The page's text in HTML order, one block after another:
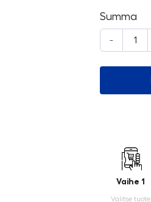
Summa
-
Vaihe 1
Valitse tuote